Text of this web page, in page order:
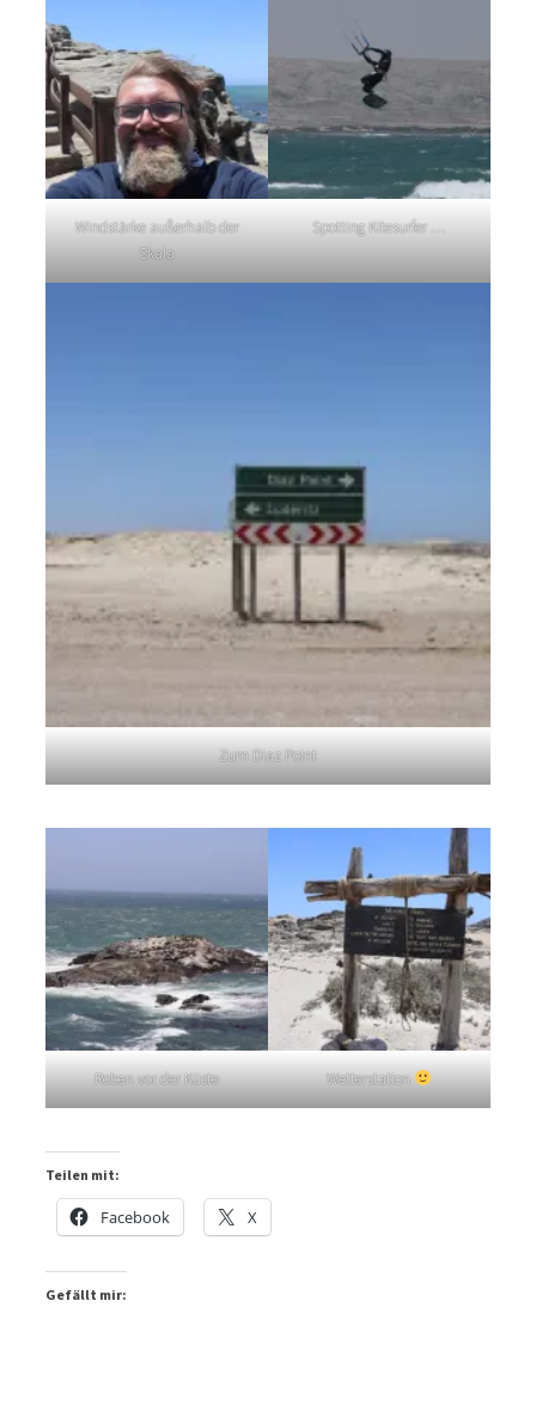
Windstärke außerhalb der
Skala
Spotting Kitesurfer …
Zum Diaz Point
Roben vor der Küste Wetterstation
Teilen mit:
Facebook X
Gefällt mir: